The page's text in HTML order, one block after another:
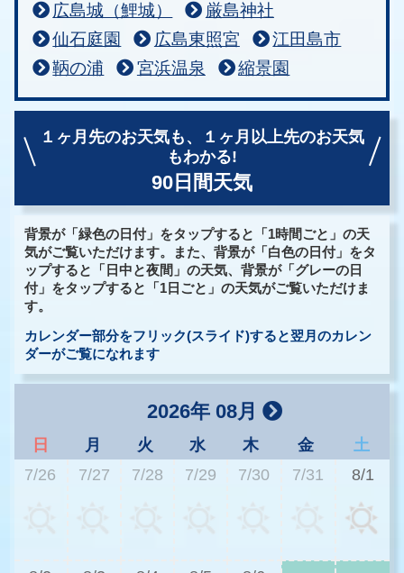
広島城（鯉城）
厳島神社
仙石庭園
広島東照宮
江田島市
鞆の浦
宮浜温泉 縮景園
１ヶ月先のお天気も、
１ヶ月以上先のお天気
もわかる!
90日間天気
背景が「緑色の日付」をタップすると「1時間ごと」の天
気がご覧いただけます。また、背景が「白色の日付」をタ
ップすると「日中と夜間」の天気、背景が「グレーの日
付」をタップすると「1日ごと」の天気がご覧いただけま
す。
カレンダー部分をフリック(スライド)すると翌月のカレン
ダーがご覧になれます
2026年 08月
日 月 火 水 木 金
土
7/26
7/27 7/28 7/29 7/30 7/31 8/1